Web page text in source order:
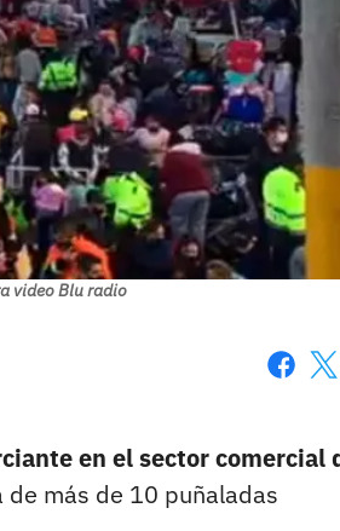
video Blu radio
en el sector comercial
de más de 10 puñaladas